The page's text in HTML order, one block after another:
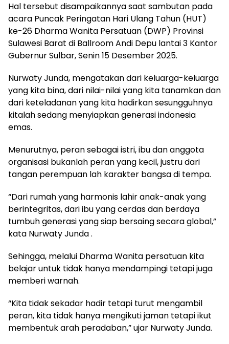
Hal tersebut disampaikannya saat sambutan pada
acara Puncak Peringatan Hari Ulang Tahun (HUT)
ke-26 Dharma Wanita Persatuan (DWP) Provinsi
Sulawesi Barat di Ballroom Andi Depu lantai 3 Kantor
Gubernur Sulbar, Senin 15 Desember 2025.
Nurwaty Junda, mengatakan dari keluarga-keluarga
yang kita bina, dari nilai-nilai yang kita tanamkan dan
dari keteladanan yang kita hadirkan sesungguhnya
kitalah sedang menyiapkan generasi indonesia
emas.
Menurutnya, peran sebagai istri, ibu dan anggota
organisasi bukanlah peran yang kecil, justru dari
tangan perempuan lah karakter bangsa di tempa.
“Dari rumah yang harmonis lahir anak-anak yang
berintegritas, dari ibu yang cerdas dan berdaya
tumbuh generasi yang siap bersaing secara global,”
kata Nurwaty Junda .
Sehingga, melalui Dharma Wanita persatuan kita
belajar untuk tidak hanya mendampingi tetapi juga
memberi warnah.
“Kita tidak sekadar hadir tetapi turut mengambil
peran, kita tidak hanya mengikuti jaman tetapi ikut
membentuk arah peradaban,” ujar Nurwaty Junda.